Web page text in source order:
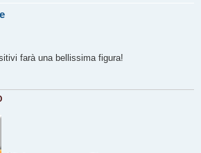
farà una bellissima figura!